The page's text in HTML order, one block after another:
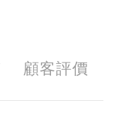
顧客評價